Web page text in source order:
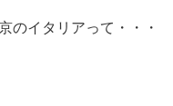
のイタリアって・・・